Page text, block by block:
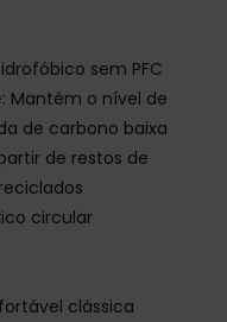
sem PFC
Mantém o nível de
de carbono baixa
de restos de
circular
clássica